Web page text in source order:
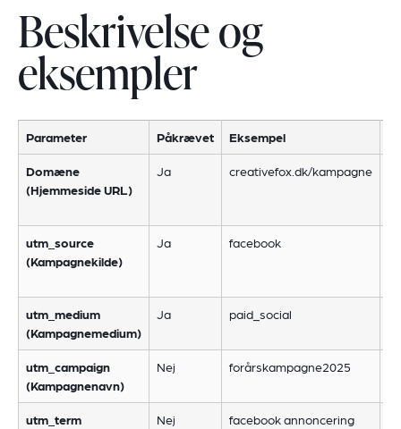
Beskrivelse og
eksempler
Parameter Påkrævet Eksempel
Domæne
(Hjemmeside URL)
Ja creativefox.dk/kampagne
utm_source
(Kampagnekilde)
Ja facebook
utm_medium
(Kampagnemedium)
Ja paid_social
utm_campaign
(Kampagnenavn)
Nej forårskampagne2025
utm_term
Nej
facebook annoncering